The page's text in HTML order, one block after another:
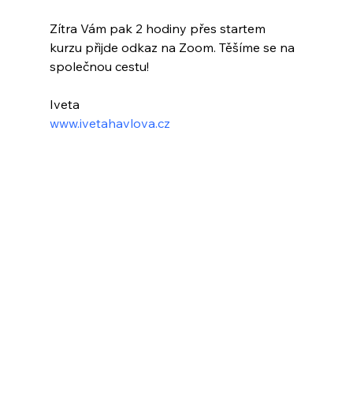
Zítra Vám pak 2 hodiny přes startem
kurzu přijde odkaz na Zoom. Těšíme se na
společnou cestu!
Iveta
www.ivetahavlova.cz